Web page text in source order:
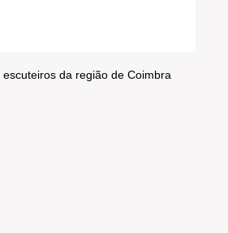
da região de Coimbra